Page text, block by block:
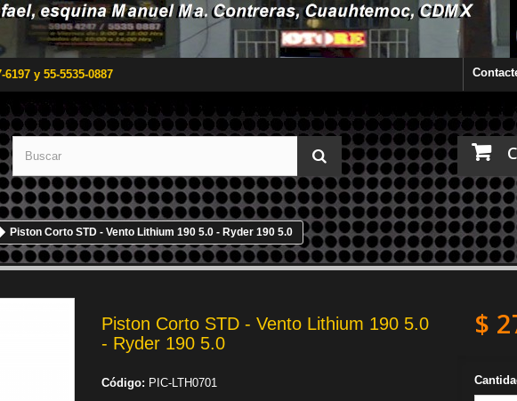
y 55-5535-0887
Piston Corto STD - Vento Lithium 190 5.0 - Ryder 190 5.0
Piston Corto STD - Vento Lithium 190 5.0
- Ryder 190 5.0
Código: PIC-LTH0701
$